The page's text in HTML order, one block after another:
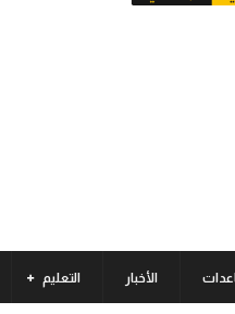
الأخبار التعليم